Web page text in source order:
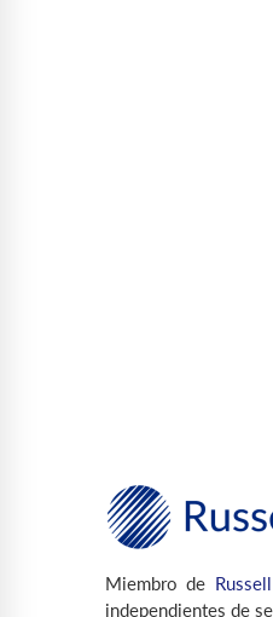
Miembro de
independientes de